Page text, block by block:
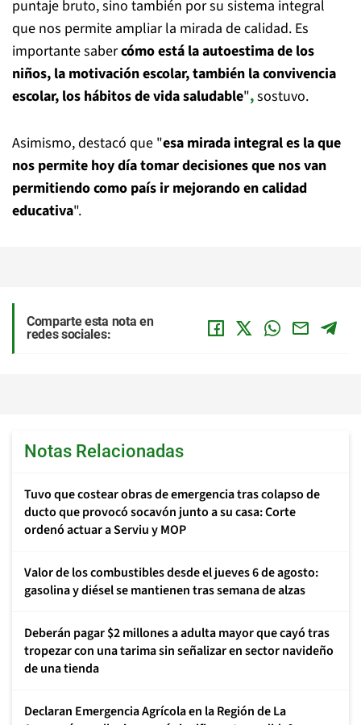
puntaje bruto, sino también por su sistema integral
que nos permite ampliar la mirada de calidad. Es
importante sabercómo está la autoestima de los
niños, la motivación escolar, también la convivencia
escolar, los hábitos de vida saludable",sostuvo.
Asimismo, destacó que "esa mirada integral es la que
nos permite hoy día tomar decisiones que nos van
permitiendo como país ir mejorando en calidad
educativa".
Comparte esta nota en
redes sociales:
Notas Relacionadas
Tuvo que costear obras de emergencia tras colapso de
ducto que provocó socavón junto a su casa: Corte
ordenó actuar a Serviu y MOP
Valor de los combustibles desde el jueves 6 de agosto:
gasolina y diésel se mantienen tras semana de alzas
Deberán pagar $2 millones a adulta mayor que cayó tras
tropezar con una tarima sin señalizar en sector navideño
de una tienda
Declaran Emergencia Agrícola en la Región de La